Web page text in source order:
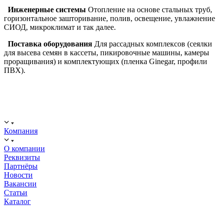
Инженерные системы Отопление на основе стальных труб,
горизонтальное зашторивание, полив, освещение, увлажнение
СИОД, микроклимат и так далее.
Поставка оборудования Для рассадных комплексов (сеялки
для высева семян в кассеты, пикировочные машины, камеры
проращивания) и комплектующих (пленка Ginegar, профили
ПВХ).
Компания
О компании
Реквизиты
Партнёры
Новости
Вакансии
Статьи
Каталог